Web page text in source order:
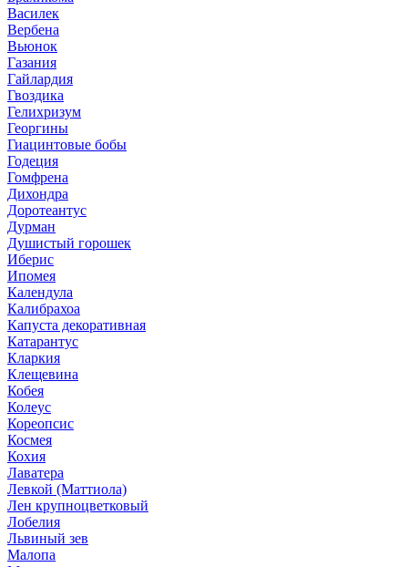
Василек
Вербена
Вьюнок
Газания
Гайлардия
Гвоздика
Гелихризум
Георгины
Гиацинтовые бобы
Годеция
Гомфрена
Дихондра
Доротеантус
Дурман
Душистый горошек
Иберис
Ипомея
Календула
Калибрахоа
Капуста декоративная
Катарантус
Кларкия
Клещевина
Кобея
Колеус
Кореопсис
Космея
Кохия
Лаватера
Левкой (Маттиола)
Лен крупноцветковый
Лобелия
Львиный зев
Малопа